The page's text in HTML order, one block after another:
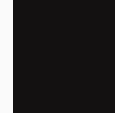
Durante a
e voluntárias
conduziram
crianças